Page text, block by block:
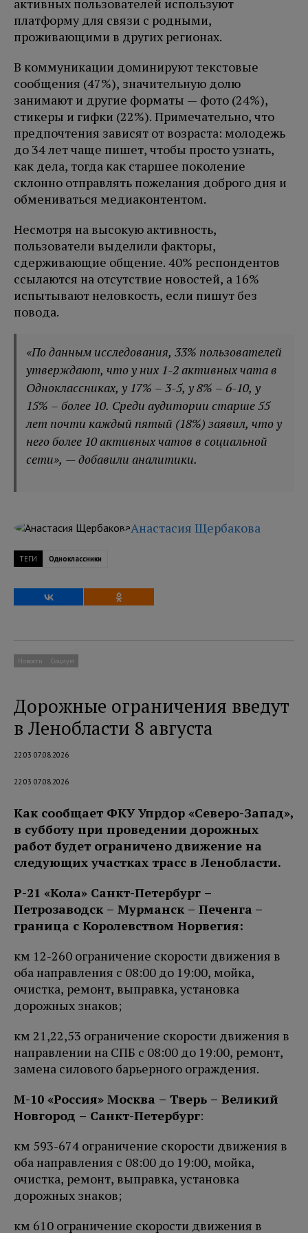
активных пользователей используют
платформу для связи с родными,
проживающими в других регионах.
В коммуникации доминируют текстовые
сообщения (47%), значительную долю
занимают и другие форматы — фото (24%),
стикеры и гифки (22%). Примечательно, что
предпочтения зависят от возраста: молодежь
до 34 лет чаще пишет, чтобы просто узнать,
как дела, тогда как старшее поколение
склонно отправлять пожелания доброго дня и
обмениваться медиаконтентом.
Несмотря на высокую активность,
пользователи выделили факторы,
сдерживающие общение. 40% респондентов
ссылаются на отсутствие новостей, а 16%
испытывают неловкость, если пишут без
повода.
«По данным исследования, 33% пользователей
утверждают, что у них 1-2 активных чата в
Одноклассниках, у 17% – 3-5, у 8% – 6-10, у
15% – более 10. Среди аудитории старше 55
лет почти каждый пятый (18%) заявил, что у
него более 10 активных чатов в социальной
сети», — добавили аналитики.
Анастасия Щербакова
ТЕГИ Одноклассники
Новости Социум
Дорожные ограничения введут
в Ленобласти 8 августа
22:03 07.08.2026
22:03 07.08.2026
Как сообщает ФКУ Упрдор «Северо-Запад»,
в субботу при проведении дорожных
работ будет ограничено движение на
следующих участках трасс в Ленобласти.
Р-21 «Кола» Санкт-Петербург –
Петрозаводск – Мурманск – Печенга –
граница с Королевством Норвегия:
км 12-260 ограничение скорости движения в
оба направления с 08:00 до 19:00, мойка,
очистка, ремонт, выправка, установка
дорожных знаков;
км 21,22,53 ограничение скорости движения в
направлении на СПБ с 08:00 до 19:00, ремонт,
замена силового барьерного ограждения.
М-10 «Россия» Москва – Тверь – Великий
Новгород – Санкт-Петербург:
км 593-674 ограничение скорости движения в
оба направления с 08:00 до 19:00, мойка,
очистка, ремонт, выправка, установка
дорожных знаков;
км 610 ограничение скорости движения в